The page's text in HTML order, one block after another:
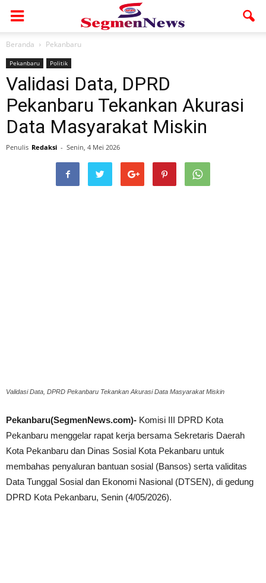
Beranda Pekanbaru
Pekanbaru Politik
Validasi Data, DPRD
Pekanbaru Tekankan Akurasi
Data Masyarakat Miskin
Penulis Redaksi - Senin, 4 Mei 2026
Validasi Data, DPRD Pekanbaru Tekankan Akurasi Data Masyarakat Miskin
Pekanbaru(SegmenNews.com)- Komisi III DPRD Kota
Pekanbaru menggelar rapat kerja bersama Sekretaris Daerah
Kota Pekanbaru dan Dinas Sosial Kota Pekanbaru untuk
membahas penyaluran bantuan sosial (Bansos) serta validitas
Data Tunggal Sosial dan Ekonomi Nasional (DTSEN), di gedung
DPRD Kota Pekanbaru, Senin (4/05/2026).